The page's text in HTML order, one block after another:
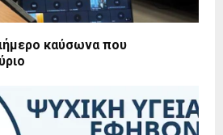
καύσωνα που